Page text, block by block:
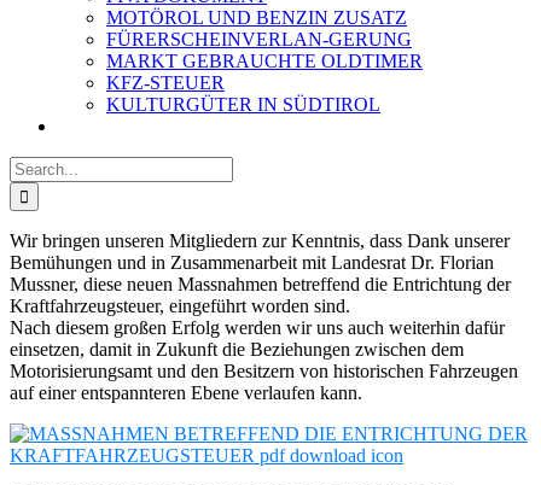
MOTÖROL UND BENZIN ZUSATZ
FÜRERSCHEINVERLAN-GERUNG
MARKT GEBRAUCHTE OLDTIMER
KFZ-STEUER
KULTURGÜTER IN SÜDTIROL
Search
for:
Wir bringen unseren Mitgliedern zur Kenntnis, dass Dank unserer
Bemühungen und in Zusammenarbeit mit Landesrat Dr. Florian
Mussner, diese neuen Massnahmen betreffend die Entrichtung der
Kraftfahrzeugsteuer, eingeführt worden sind.
Nach diesem großen Erfolg werden wir uns auch weiterhin dafür
einsetzen, damit in Zukunft die Beziehungen zwischen dem
Motorisierungsamt und den Besitzern von historischen Fahrzeugen
auf einer entspannteren Ebene verlaufen kann.